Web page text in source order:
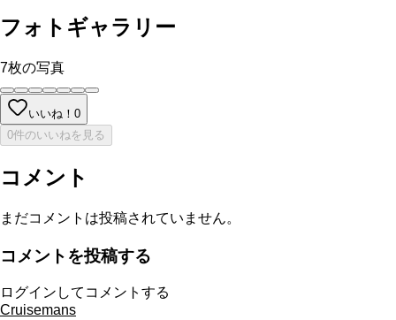
フォトギャラリー
7枚の写真
いいね！ 0
0件のいいねを見る
コメント
まだコメントは投稿されていません。
コメントを投稿する
ログインしてコメントする
Cruisemans